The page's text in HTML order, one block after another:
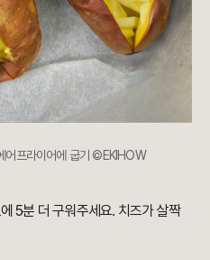
어프라이어에 굽기 ©EKIHOW
5분 더 구워주세요. 치즈가 살짝